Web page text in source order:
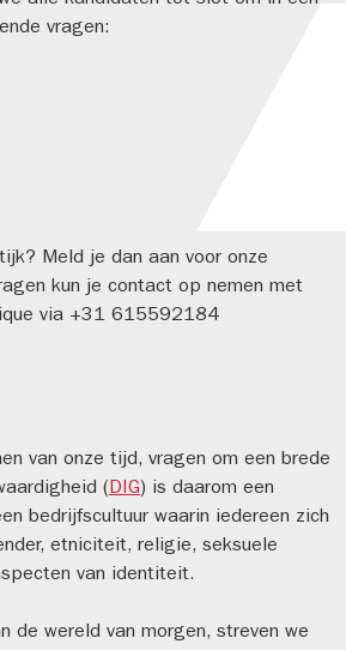
vragen:
Meld je dan aan voor onze
kun je contact op nemen met
via +31 615592184
van onze tijd, vragen om een brede
(DIG) is daarom een
bedrijfscultuur waarin iedereen zich
etniciteit, religie, seksuele
van identiteit.
de wereld van morgen, streven we